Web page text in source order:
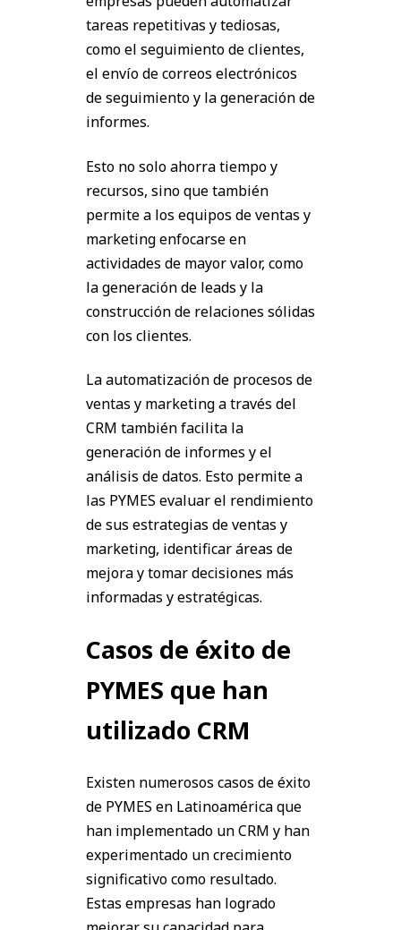
tareas repetitivas y tediosas,
como el seguimiento de clientes,
el envío de correos electrónicos
de seguimiento y la generación de
informes.
Esto no solo ahorra tiempo y
recursos, sino que también
permite a los equipos de ventas y
marketing enfocarse en
actividades de mayor valor, como
la generación de leads y la
construcción de relaciones sólidas
con los clientes.
La automatización de procesos de
ventas y marketing a través del
CRM también facilita la
generación de informes y el
análisis de datos. Esto permite a
las PYMES evaluar el rendimiento
de sus estrategias de ventas y
marketing, identificar áreas de
mejora y tomar decisiones más
informadas y estratégicas.
Casos de éxito de
PYMES que han
utilizado CRM
Existen numerosos casos de éxito
de PYMES en Latinoamérica que
han implementado un CRM y han
experimentado un crecimiento
significativo como resultado.
Estas empresas han logrado